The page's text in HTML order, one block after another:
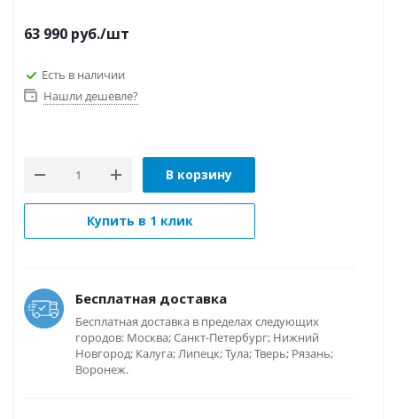
63 990 руб./шт
Есть в наличии
Нашли дешевле?
В корзину
Купить в 1 клик
Бесплатная доставка
Бесплатная доставка в пределах следующих
городов: Москва; Санкт-Петербург; Нижний
Новгород; Калуга; Липецк; Тула; Тверь; Рязань;
Воронеж.